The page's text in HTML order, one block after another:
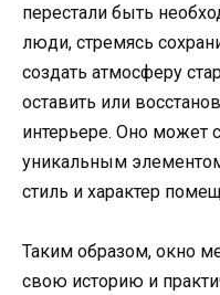
перестали быть
люди, стремясь
создать атмосферу
оставить или
интерьере. Оно может
уникальным
стиль и характер
Таким образом, окно
свою историю и